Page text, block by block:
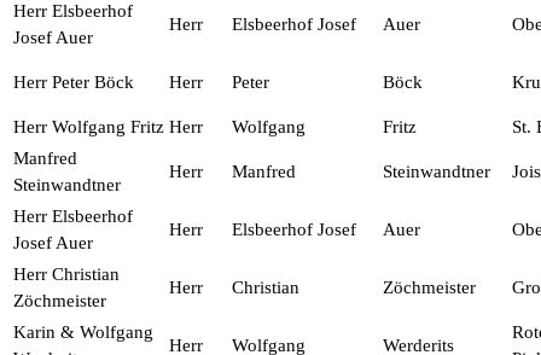
Herr Elsbeerhof
Josef Auer
Herr Elsbeerhof Josef Auer
Herr Peter Böck Herr Peter Böck
Herr Wolfgang Fritz Herr Wolfgang Fritz
St.
Manfred
Steinwandtner
Herr Manfred Steinwandtner Jois
Herr Elsbeerhof
Josef Auer
Herr Elsbeerhof Josef Auer
Herr Christian
Zöchmeister
Herr Christian Zöchmeister
Karin & Wolfgang
Herr Wolfgang Werderits